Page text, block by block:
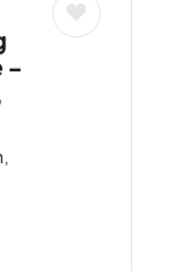
–